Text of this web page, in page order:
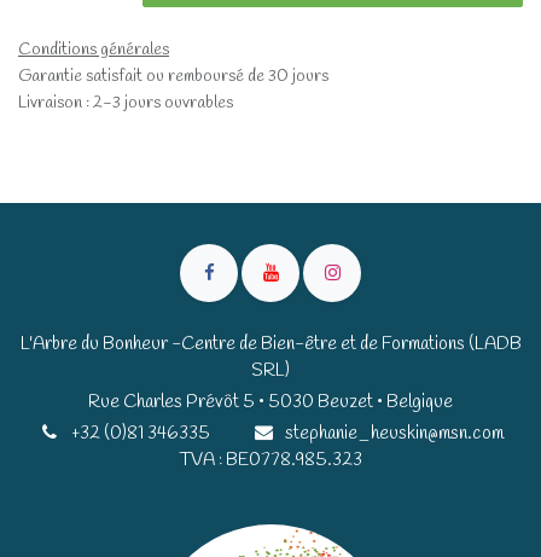
Conditions générales
Garantie satisfait ou remboursé de 30 jours
Livraison : 2-3 jours ouvrables
L'Arbre du Bonheur -Centre de Bien-être et de Formations (LADB
SRL)
Rue Charles Prévôt 5 • 5030 Beuzet • Belgique​​
+32 (0)81 346335
stephanie_heuskin@msn.com
TVA : BE0778.985.323